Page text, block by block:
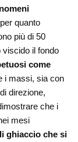
quanto
più di 50
viscido il fondo
come
i massi, sia con
direzione,
che i
mesi
ghiaccio che si